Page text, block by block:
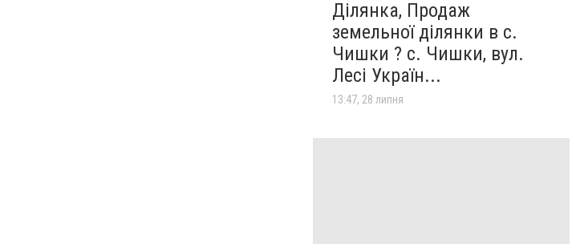
Ділянка, Продаж
земельної ділянки в с.
Чишки ? с. Чишки, вул.
Лесі Україн...
13:47, 28 липня